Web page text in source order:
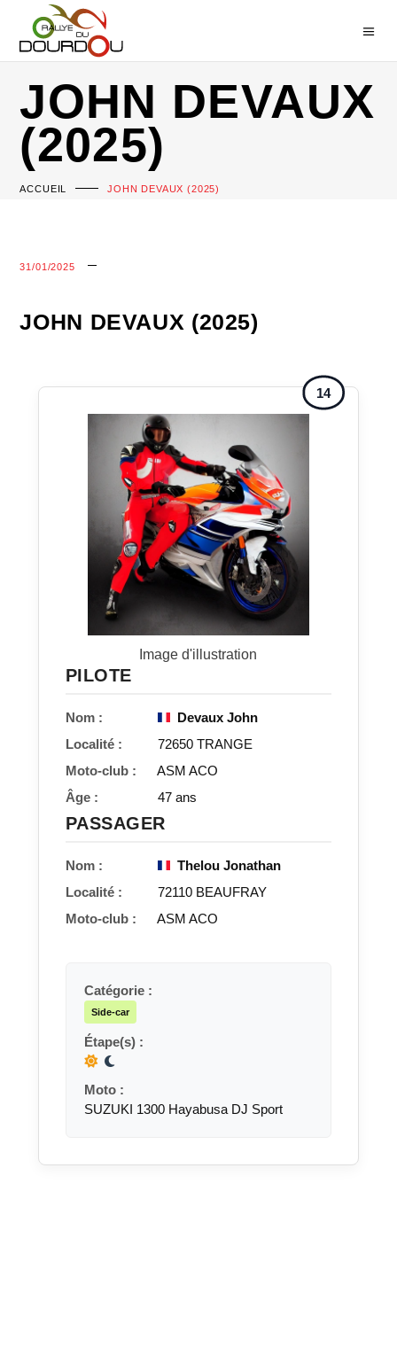
JOHN DEVAUX
(2025)
ACCUEIL JOHN DEVAUX (2025)
31/01/2025
JOHN DEVAUX (2025)
14
Image d'illustration
PILOTE
Nom :
Devaux John
Localité :
72650 TRANGE
Moto-club :
ASM ACO
Âge :
47 ans
PASSAGER
Nom :
Thelou Jonathan
Localité :
72110 BEAUFRAY
Moto-club :
ASM ACO
Catégorie :
Side-car
Étape(s) :
Moto :
SUZUKI 1300 Hayabusa DJ Sport